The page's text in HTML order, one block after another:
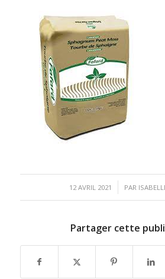
12 AVRIL 2021
/ PAR
Partager cette